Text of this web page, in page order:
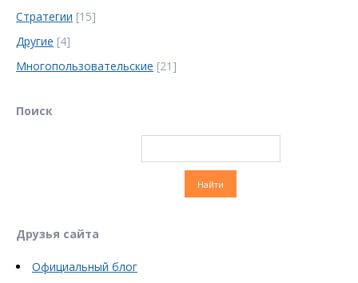
Стратегии [15]
Другие [4]
Многопользовательские [21]
Поиск
Друзья сайта
Официальный блог